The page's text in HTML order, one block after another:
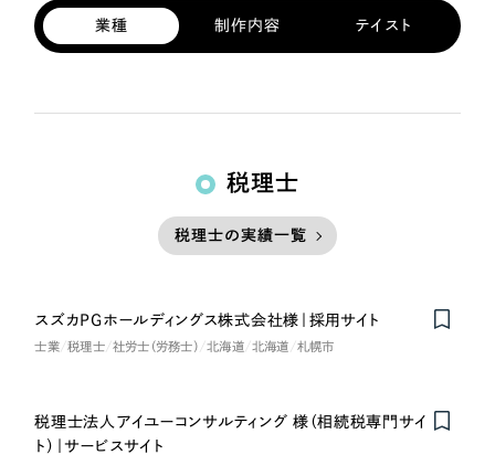
業種 制作内容 テイスト
税理士
税理士の実績一覧
スズカPGホールディングス株式会社様｜採用サイト
士業 税理士 社労士（労務士） 北海道 北海道 札幌市
税理士法人アイユーコンサルティング 様（相続税専門サイ
ト）｜サービスサイト